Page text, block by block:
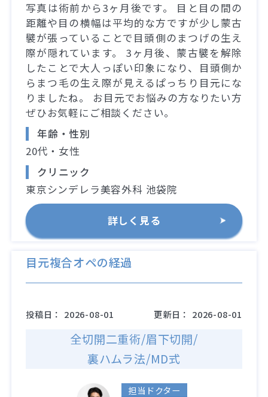
写真は術前から3ヶ月後です。 目と目の間の
距離や目の横幅は平均的な方ですが少し蒙古
襞が張っていることで目頭側のまつげの生え
際が隠れています。 3ヶ月後、蒙古襞を解除
したことで大人っぽい印象になり、目頭側か
らまつ毛の生え際が見えるぱっちり目元にな
りましたね。 お目元でお悩みの方なりたい方
ぜひお気軽にご相談ください。
年齢・性別
20代・女性
クリニック
東京シンデレラ美容外科 池袋院
詳しく見る
目元複合オペの経過
投稿日： 2026-08-01 更新日： 2026-08-01
全切開二重術/眉下切開/
裏ハムラ法/MD式
担当ドクター